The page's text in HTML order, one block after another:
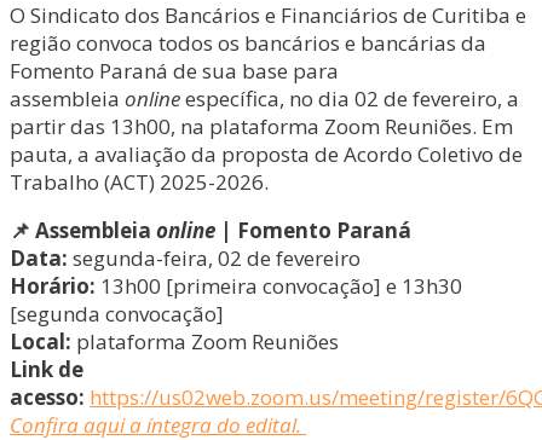
O Sindicato dos Bancários e Financiários de Curitiba e
região convoca todos os bancários e bancárias da
Fomento Paraná de sua base para
assembleia onlineespecífica, no dia 02 de fevereiro, a
partir das 13h00, na plataforma Zoom Reuniões. Em
pauta, a avaliação da proposta de Acordo Coletivo de
Trabalho (ACT) 2025-2026.
📌 Assembleia online | Fomento Paraná
Data: segunda-feira, 02 de fevereiro
Horário: 13h00 [primeira convocação] e 13h30
[segunda convocação]
Local: plataforma Zoom Reuniões
Link de
acesso: https://us02web.zoom.us/meeting/register/
Confira aqui a íntegra do edital.